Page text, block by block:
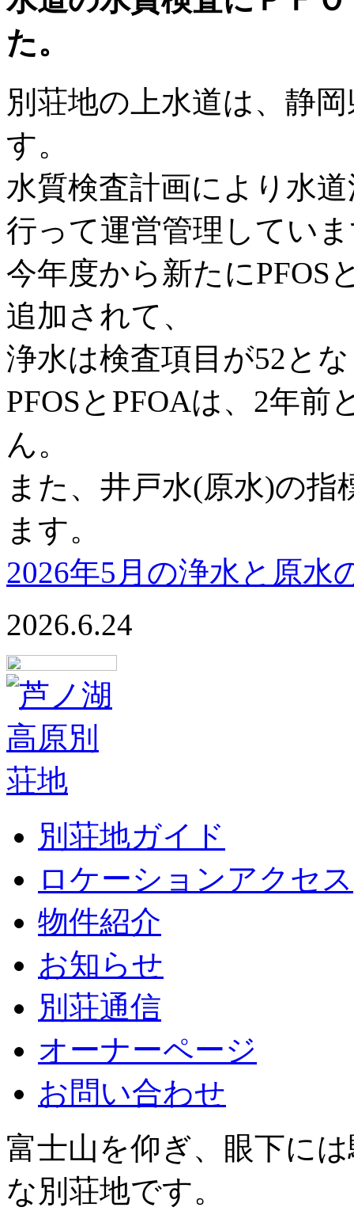
た。
別荘地の上水道は、静
す。
水質検査計画により水
行って運営管理してい
今年度から新たにPFOS
追加されて、
浄水は検査項目が52と
PFOSとPFOAは、2年
ん。
また、井戸水(原水)の
ます。
2026年5月の浄水と原水
2026.6.24
別荘地ガイド
ロケーションアクセス
物件紹介
お知らせ
別荘通信
オーナーページ
お問い合わせ
富士山を仰ぎ、眼下に
な別荘地です。